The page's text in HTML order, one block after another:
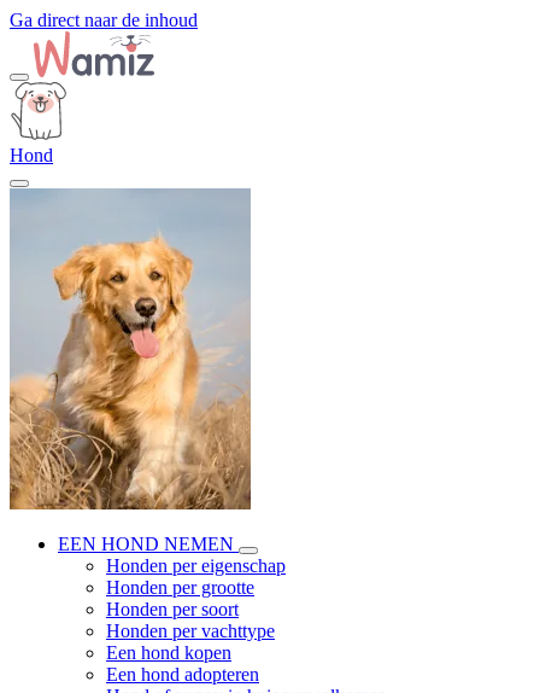
Ga direct naar de inhoud
Hond
EEN HOND NEMEN
Honden per eigenschap
Honden per grootte
Honden per soort
Honden per vachttype
Een hond kopen
Een hond adopteren